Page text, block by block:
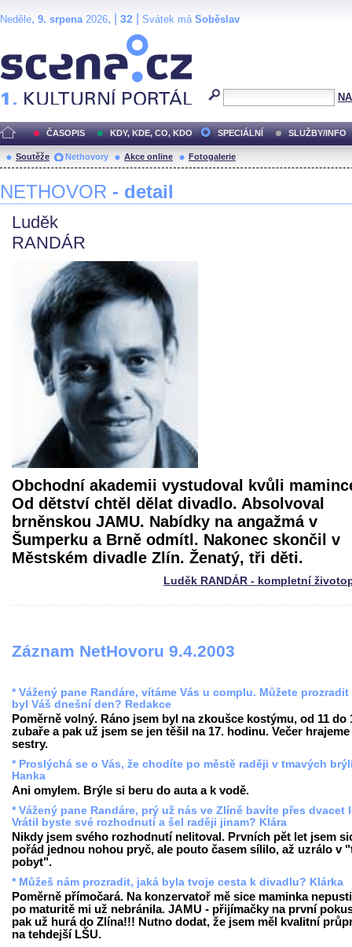
Neděle, 9. srpena2026, | 32 Svátek má Soběslav
ČASOPIS KDY, KDE, CO, KDO SPECIÁLNÍ SLUŽBY/INFO
Soutěže Nethovory Akce online Fotogalerie
NETHOVOR - detail
Luděk
RANDÁR
Obchodní akademii vystudoval kvůli
Od dětství chtěl dělat divadlo. Absolvoval
brněnskou JAMU. Nabídky na angažmá v
Šumperku a Brně odmítl. Nakonec skončil v
Městském divadle Zlín. Ženatý, tři děti.
Luděk RANDÁR - kompletní
Záznam NetHovoru 9.4.2003
* Vážený pane Randáre, vítáme Vás u complu. Můžete prozradit
byl Váš dnešní den? Redakce
Poměrně volný. Ráno jsem byl na zkoušce kostýmu, od 11 do
zubaře a pak už jsem se jen těšil na 17. hodinu. Večer
sestry.
* Proslýchá se o Vás, že chodíte po městě raději v tmavých
Hanka
Ani omylem. Brýle si beru do auta a k vodě.
* Vážený pane Randáre, prý už nás ve Zlíně bavíte přes dvacet
Vrátil byste své rozhodnutí a šel raději jinam? Klára
Nikdy jsem svého rozhodnutí nelitoval. Prvních pět let jsem
pořád jednou nohou pryč, ale pouto časem sílilo, až uzrálo v
pobyt".
* Můžeš nám prozradit, jaká byla tvoje cesta k divadlu? Klárka
Poměrně přímočará. Na konzervatoř mě sice maminka
po maturitě mi už nebránila. JAMU - přijímačky na první
pak už hurá do Zlína!!! Nutno dodat, že jsem měl kvalitní
na tehdejší LŠU.